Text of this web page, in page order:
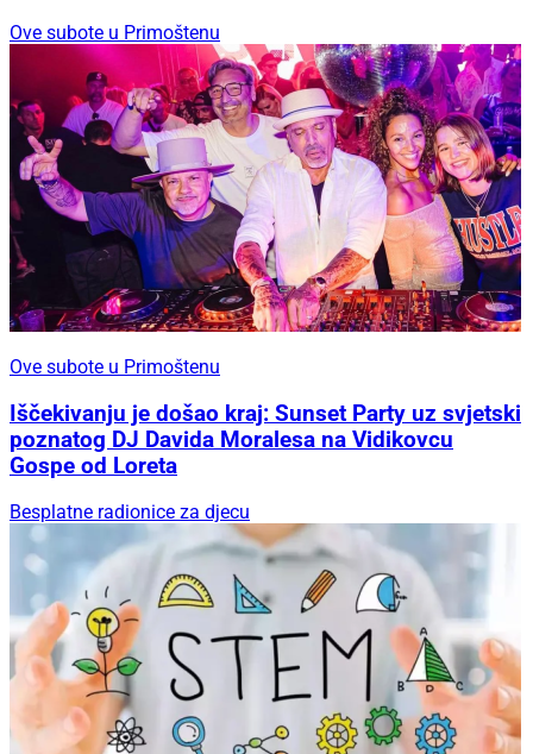
Ove subote u Primoštenu
Ove subote u Primoštenu
Iščekivanju je došao kraj: Sunset Party uz svjetski
poznatog DJ Davida Moralesa na Vidikovcu
Gospe od Loreta
Besplatne radionice za djecu